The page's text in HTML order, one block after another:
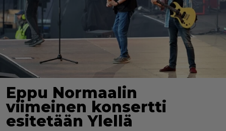
Eppu Normaalin
viimeinen konsertti
esitetään Ylellä